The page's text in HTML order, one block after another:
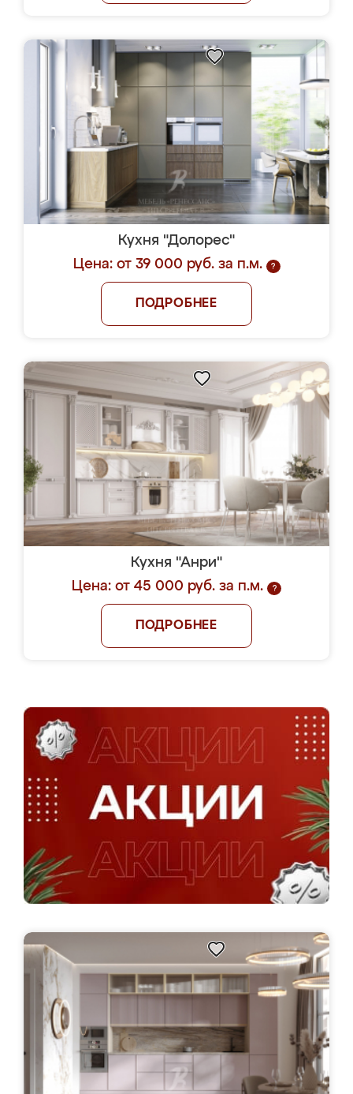
Кухня "Долорес"
Цена: от 39 000 руб. за п.м.
?
ПОДРОБНЕЕ
Кухня "Анри"
Цена: от 45 000 руб. за п.м.
?
ПОДРОБНЕЕ